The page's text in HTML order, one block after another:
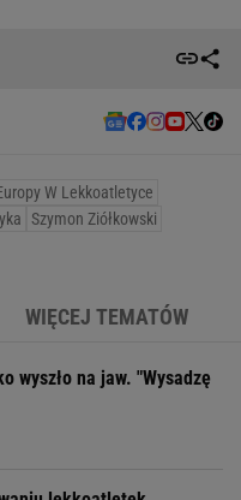
W Lekkoatletyce
Szymon Ziółkowski
WIĘCEJ TEMATÓW
wyszło na jaw. "Wysadzę